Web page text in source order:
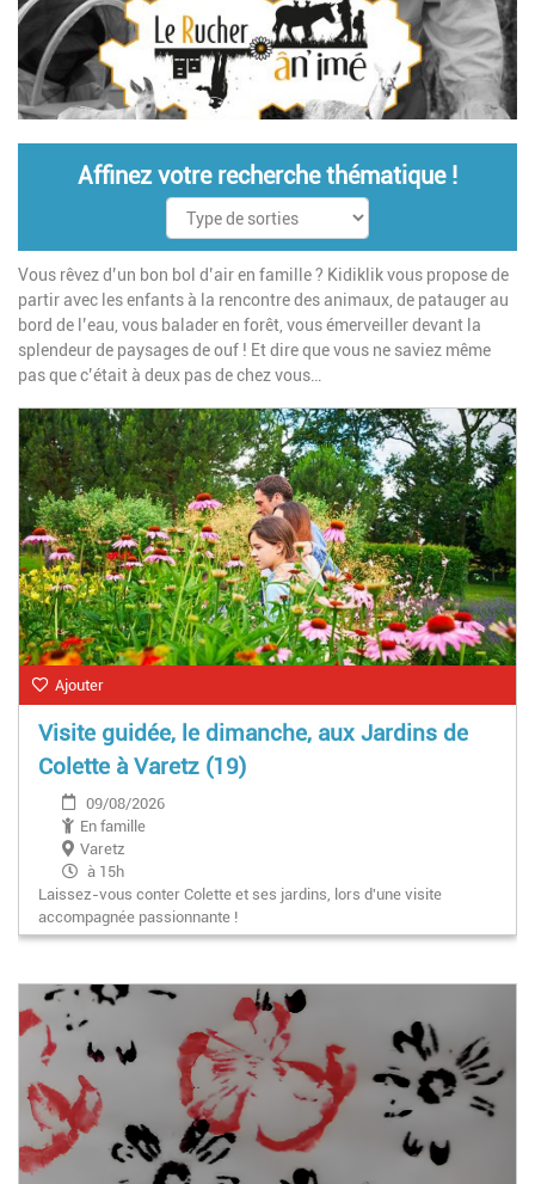
Affinez votre recherche thématique !
Vous rêvez d’un bon bol d’air en famille ? Kidiklik vous propose de
partir avec les enfants à la rencontre des animaux, de patauger au
bord de l’eau, vous balader en forêt, vous émerveiller devant la
splendeur de paysages de ouf ! Et dire que vous ne saviez même
pas que c’était à deux pas de chez vous…
Ajouter
Visite guidée, le dimanche, aux Jardins de
Colette à Varetz (19)
09/08/2026
En famille
Varetz
à 15h
Laissez-vous conter Colette et ses jardins, lors d'une visite
accompagnée passionnante !